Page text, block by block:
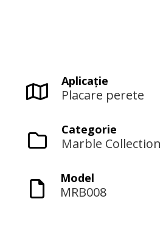
Aplicaţie
Placare perete
Categorie
Marble Collection
Model
MRB008